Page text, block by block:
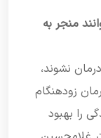
منجر به
نشوند،
زودهنگام
را بهبود